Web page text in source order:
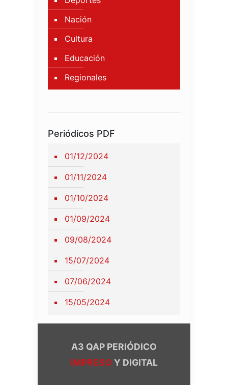
Nación
Cultura
Educación
Regionales
Periódicos PDF
01/12/2024
01/11/2024
01/10/2024
01/09/2024
09/08/2024
15/07/2024
07/06/2024
15/05/2024
A3 QAP PERIÓDICO
IMPRESO Y DIGITAL